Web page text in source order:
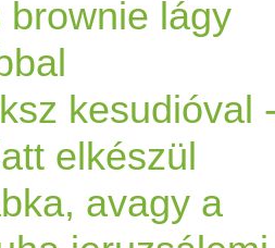
és tegyük a te
krém:
+vaníliapor
brownie lágy
kesudióval
elkészül
avagy a